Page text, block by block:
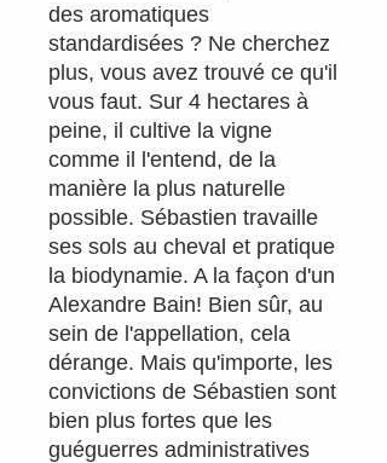
des aromatiques
standardisées ? Ne cherchez
plus, vous avez trouvé ce qu'il
vous faut. Sur 4 hectares à
peine, il cultive la vigne
comme il l'entend, de la
manière la plus naturelle
possible. Sébastien travaille
ses sols au cheval et pratique
la biodynamie. A la façon d'un
Alexandre Bain! Bien sûr, au
sein de l'appellation, cela
dérange. Mais qu'importe, les
convictions de Sébastien sont
bien plus fortes que les
guéguerres administratives